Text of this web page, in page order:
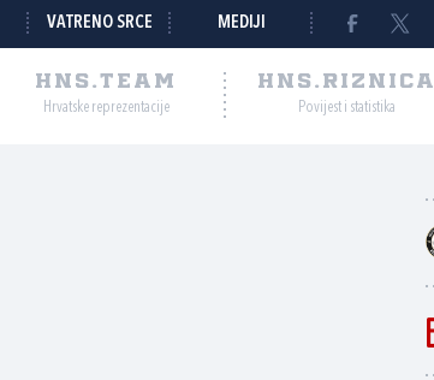
VATRENO SRCE MEDIJI
HNS.TEAM
Hrvatske reprezentacije
HNS.RIZNICA
Povijest i statistika